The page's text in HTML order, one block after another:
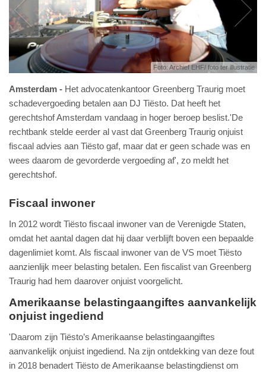
Foto: Archief EHF/ foto ter illustratie
Amsterdam
Het advocatenkantoor Greenberg Traurig moet
schadevergoeding betalen aan DJ Tiësto. Dat heeft het
gerechtshof Amsterdam vandaag in hoger beroep beslist.'De
rechtbank stelde eerder al vast dat Greenberg Traurig onjuist
fiscaal advies aan Tiësto gaf, maar dat er geen schade was en
wees daarom de gevorderde vergoeding af', zo meldt het
gerechtshof.
Fiscaal inwoner
In 2012 wordt Tiësto fiscaal inwoner van de Verenigde Staten,
omdat het aantal dagen dat hij daar verblijft boven een bepaalde
dagenlimiet komt. Als fiscaal inwoner van de VS moet Tiësto
aanzienlijk meer belasting betalen. Een fiscalist van Greenberg
Traurig had hem daarover onjuist voorgelicht.
Amerikaanse belastingaangiftes aanvankelijk
onjuist ingediend
'Daarom zijn Tiësto’s Amerikaanse belastingaangiftes
aanvankelijk onjuist ingediend. Na zijn ontdekking van deze fout
in 2018 benadert Tiësto de Amerikaanse belastingdienst om